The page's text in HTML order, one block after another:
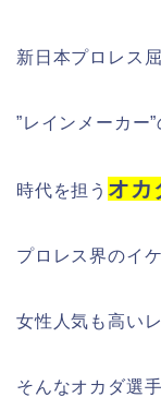
新日本プロレス
”レインメーカー
時代を担う オカ
プロレス界のイ
女性人気も高い
そんなオカダ選